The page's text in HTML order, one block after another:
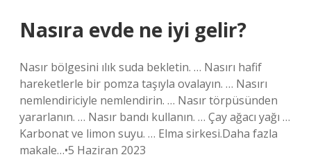
Nasıra evde ne iyi gelir?
Nasır bölgesini ılık suda bekletin. … Nasırı hafif
hareketlerle bir pomza taşıyla ovalayın. … Nasırı
nemlendiriciyle nemlendirin. … Nasır törpüsünden
yararlanın. … Nasır bandı kullanın. … Çay ağacı yağı …
Karbonat ve limon suyu. … Elma sirkesi.Daha fazla
makale…•5 Haziran 2023